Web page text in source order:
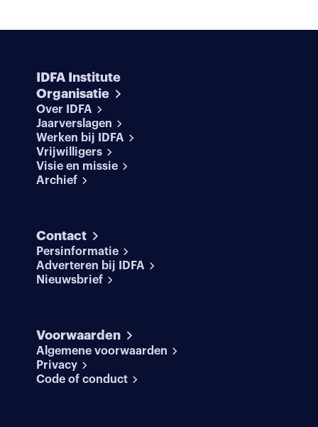
IDFA Institute
Organisatie
Over IDFA
Jaarverslagen
Werken bij IDFA
Vrijwilligers
Visie en missie
Archief
Contact
Persinformatie
Adverteren bij IDFA
Nieuwsbrief
Voorwaarden
Algemene voorwaarden
Privacy
Code of conduct